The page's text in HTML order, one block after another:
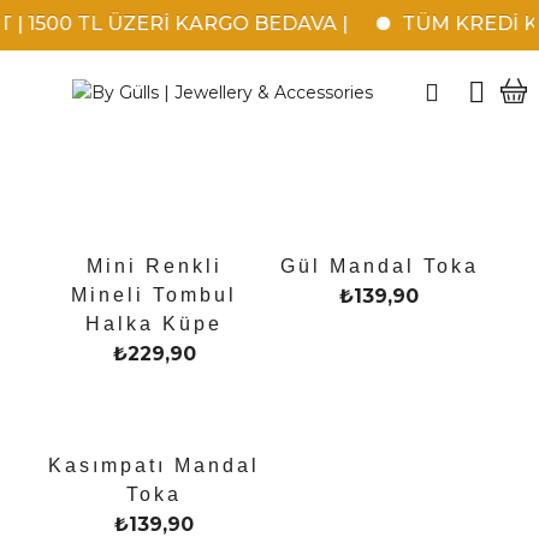
TL ÜZERİ KARGO BEDAVA | TÜM KREDİ
Mini Renkli
Mineli Tombul
Halka Küpe
₺229,90
Gül Mandal Toka
₺139,90
Kasımpatı Mandal
Toka
₺139,90